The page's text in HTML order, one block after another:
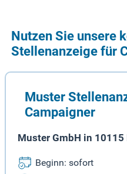
Nutzen Sie unsere
Stellenanzeige für
Muster
Campaigner
Muster GmbH in 10115
Beginn: sofort